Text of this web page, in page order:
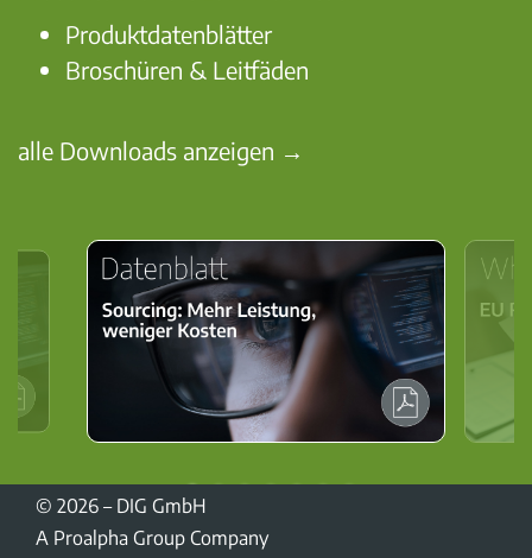
Produktdatenblätter
Broschüren & Leitfäden
alle Downloads anzeigen →
© 2026 – DIG GmbH
A Proalpha Group Company